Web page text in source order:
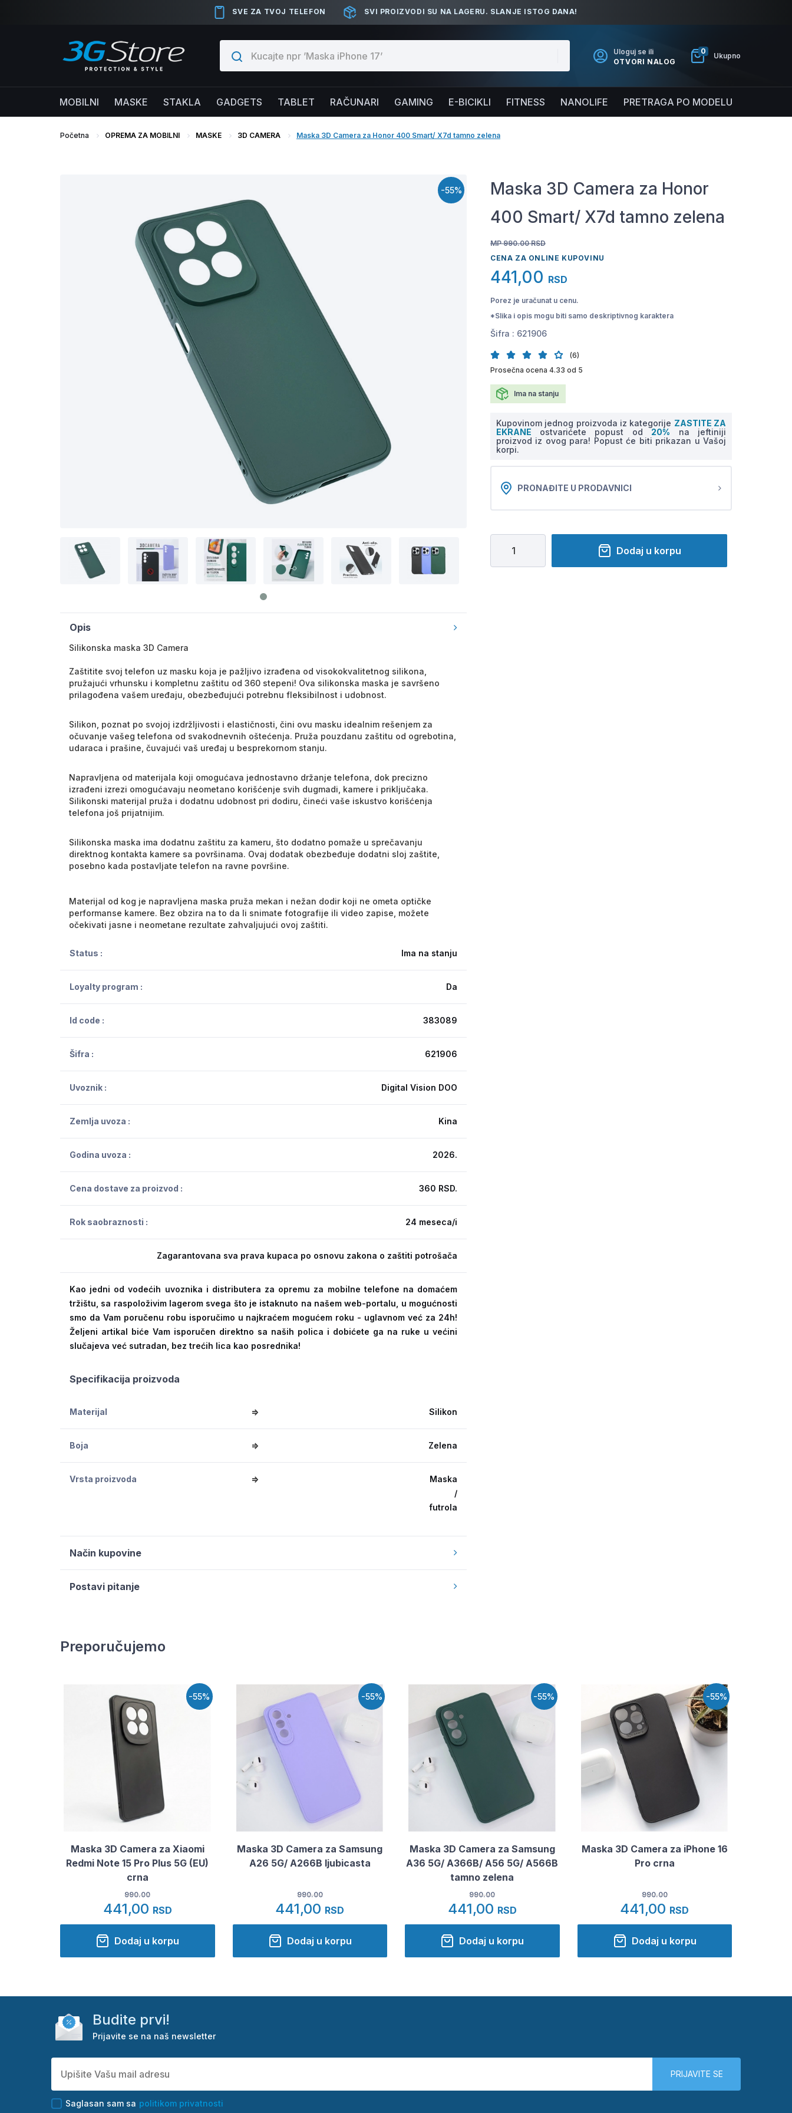
SVE ZA TVOJ TELEFON SVI PROIZVODI SU NA LAGERU. SLANJE ISTOG DANA!
Uloguj se ili
OTVORI NALOG
0
Ukupno
MOBILNI MASKE STAKLA GADGETS TABLET RAČUNARI GAMING E-BICIKLI FITNESS NANOLIFE PRETRAGA PO MODELU
Početna OPREMA ZA MOBILNI MASKE 3D CAMERA Maska 3D Camera za Honor 400 Smart/ X7d tamno zelena
-55%
Opis
Silikonska maska 3D Camera
Zaštitite svoj telefon uz masku koja je pažljivo izrađena od visokokvalitetnog silikona,
pružajući vrhunsku i kompletnu zaštitu od 360 stepeni! Ova silikonska maska je savršeno
prilagođena vašem uređaju, obezbeđujući potrebnu fleksibilnost i udobnost.
Silikon, poznat po svojoj izdržljivosti i elastičnosti, čini ovu masku idealnim rešenjem za
očuvanje vašeg telefona od svakodnevnih oštećenja. Pruža pouzdanu zaštitu od ogrebotina,
udaraca i prašine, čuvajući vaš uređaj u besprekornom stanju.
Napravljena od materijala koji omogućava jednostavno držanje telefona, dok precizno
izrađeni izrezi omogućavaju neometano korišćenje svih dugmadi, kamere i priključaka.
Silikonski materijal pruža i dodatnu udobnost pri dodiru, čineći vaše iskustvo korišćenja
telefona još prijatnijim.
Silikonska maska ima dodatnu zaštitu za kameru, što dodatno pomaže u sprečavanju
direktnog kontakta kamere sa površinama. Ovaj dodatak obezbeđuje dodatni sloj zaštite,
posebno kada postavljate telefon na ravne površine.
Materijal od kog je napravljena maska pruža mekan i nežan dodir koji ne ometa optičke
performanse kamere. Bez obzira na to da li snimate fotografije ili video zapise, možete
očekivati jasne i neometane rezultate zahvaljujući ovoj zaštiti.
Status : Ima na stanju
Loyalty program : Da
Id code : 383089
Šifra : 621906
Uvoznik : Digital Vision DOO
Zemlja uvoza : Kina
Godina uvoza : 2026.
Cena dostave za proizvod : 360 RSD.
Rok saobraznosti : 24 meseca/i
Zagarantovana sva prava kupaca po osnovu zakona o zaštiti potrošača
Kao jedni od vodećih uvoznika i distributera za opremu za mobilne telefone na domaćem
tržištu, sa raspoloživim lagerom svega što je istaknuto na našem web-portalu, u mogućnosti
smo da Vam poručenu robu isporučimo u najkraćem mogućem roku - uglavnom već za 24h!
Željeni artikal biće Vam isporučen direktno sa naših polica i dobićete ga na ruke u većini
slučajeva već sutradan, bez trećih lica kao posrednika!
Specifikacija proizvoda
Materijal => Silikon
Boja => Zelena
Vrsta proizvoda =>
Maska
/
futrola
Način kupovine
Postavi pitanje
Maska 3D Camera za Honor
400 Smart/ X7d tamno zelena
MP 990.00 RSD
CENA ZA ONLINE KUPOVINU
441,00 RSD
Porez je uračunat u cenu.
*Slika i opis mogu biti samo deskriptivnog karaktera
Šifra : 621906
(6)
Prosečna ocena 4.33 od 5
Ima na stanju
Kupovinom jednog proizvoda iz kategorije ZASTITE ZA
EKRANE ostvarićete popust od 20% na jeftiniji
proizvod iz ovog para! Popust će biti prikazan u Vašoj
korpi.
PRONAĐITE U PRODAVNICI
Dodaj u korpu
Preporučujemo
-55%
Maska 3D Camera za Xiaomi
Redmi Note 15 Pro Plus 5G (EU)
crna
990.00
441,00 RSD
Dodaj u korpu
-55%
Maska 3D Camera za Samsung
A26 5G/ A266B ljubicasta
990.00
441,00 RSD
Dodaj u korpu
-55%
Maska 3D Camera za Samsung
A36 5G/ A366B/ A56 5G/ A566B
tamno zelena
990.00
441,00 RSD
Dodaj u korpu
-55%
Maska 3D Camera za iPhone 16
Pro crna
990.00
441,00 RSD
Dodaj u korpu
Budite prvi!
Prijavite se na naš newsletter
Saglasan sam sa politikom privatnosti
PRIJAVITE SE